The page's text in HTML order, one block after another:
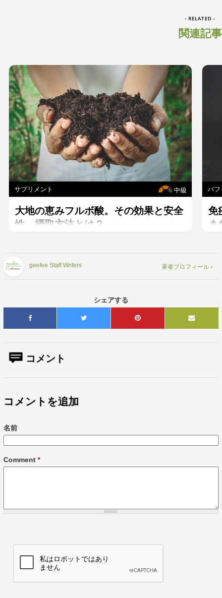
- RELATED -
関連記事
中級
サプリメント
大地の恵みフルボ酸。その効果と安全
性、摂取方法とは？
パフ
免
geefee Staff Writers 著者プロフィール ›
シェアする
コメント
コメントを追加
名前
Comment *